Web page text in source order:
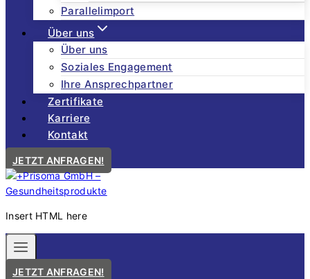
Parallelimport
Über uns
Über uns
Soziales Engagement
Ihre Ansprechpartner
Zertifikate
Karriere
Kontakt
JETZT ANFRAGEN!
Insert HTML here
JETZT ANFRAGEN!